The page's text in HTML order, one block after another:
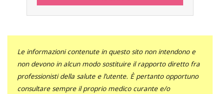
Le informazioni contenute in questo sito non intendono e
non devono in alcun modo sostituire il rapporto diretto fra
professionisti della salute e l’utente. È pertanto opportuno
consultare sempre il proprio medico curante e/o